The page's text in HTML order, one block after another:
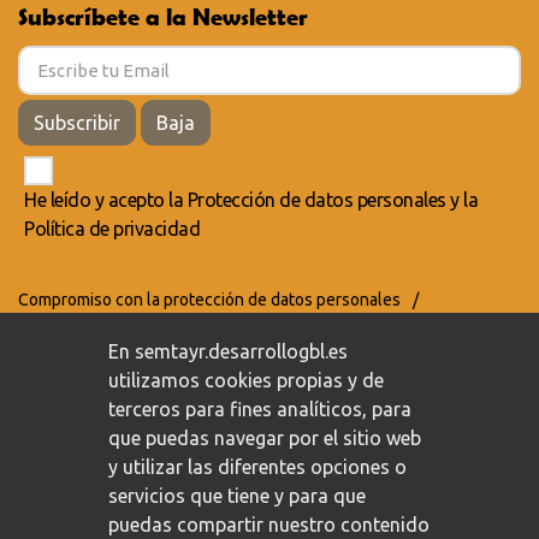
Subscríbete a la Newsletter
Subscribir Baja
He leído y acepto la Protección de datos personales y la
Política de privacidad
Compromiso con la protección de datos personales
/
En semtayr.desarrollogbl.es
utilizamos cookies propias y de
terceros para fines analíticos, para
que puedas navegar por el sitio web
y utilizar las diferentes opciones o
servicios que tiene y para que
puedas compartir nuestro contenido